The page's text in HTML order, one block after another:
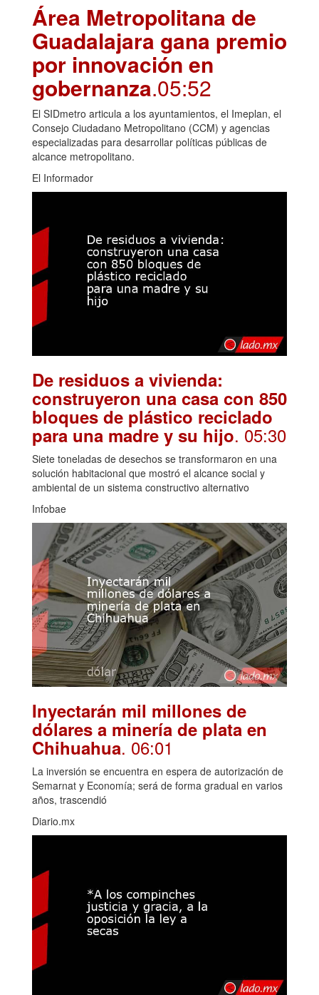
Área Metropolitana de
Guadalajara gana premio
por innovación en
gobernanza.05:52
El SIDmetro articula a los ayuntamientos, el Imeplan, el
Consejo Ciudadano Metropolitano (CCM) y agencias
especializadas para desarrollar políticas públicas de
alcance metropolitano.
El Informador
De residuos a vivienda:
construyeron una casa con 850
bloques de plástico reciclado
para una madre y su hijo. 05:30
Siete toneladas de desechos se transformaron en una
solución habitacional que mostró el alcance social y
ambiental de un sistema constructivo alternativo
Infobae
Inyectarán mil millones de
dólares a minería de plata en
Chihuahua. 06:01
La inversión se encuentra en espera de autorización de
Semarnat y Economía; será de forma gradual en varios
años, trascendió
Diario.mx